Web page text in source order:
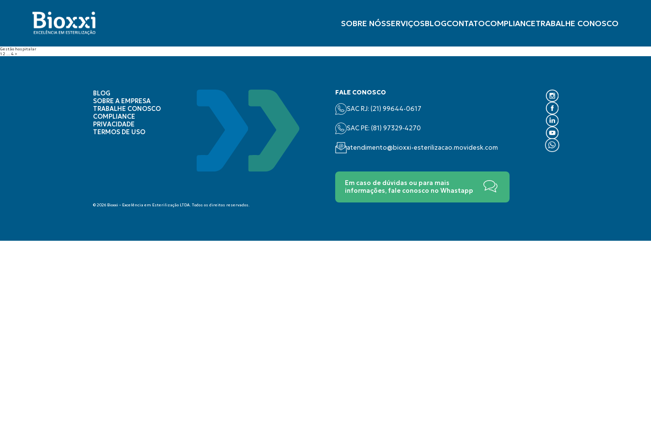
SOBRE NÓSSERVIÇOSBLOGCONTATOCOMPLIANCETRABALHE CONOSCO
Gestão hospitalar
1 2 4 >
BLOG
SOBRE A EMPRESA
TRABALHE CONOSCO
COMPLIANCE
PRIVACIDADE
TERMOS DE USO
FALE CONOSCO
SAC RJ: (21) 99644-0617
SAC PE: (‪81) 97329‑4270‬
atendimento@bioxxi-esterilizacao.movidesk.com
Em caso de dúvidas ou para mais
informações, fale conosco no Whastapp
© 2026 Bioxxi – Excelência em Esterilização LTDA. Todos os direitos reservados.